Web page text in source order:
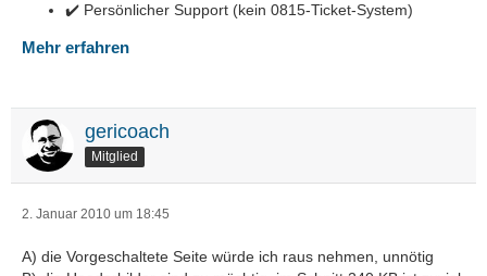
✔️ Persönlicher Support (kein 0815-Ticket-System)
Mehr erfahren
gericoach
Mitglied
2. Januar 2010 um 18:45
A) die Vorgeschaltete Seite würde ich raus nehmen, unnötig